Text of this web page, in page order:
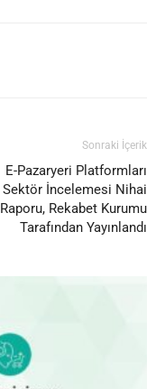
Sonraki İçerik
E-Pazaryeri Platformları
Sektör İncelemesi Nihai
Raporu, Rekabet Kurumu
Tarafından Yayınlandı